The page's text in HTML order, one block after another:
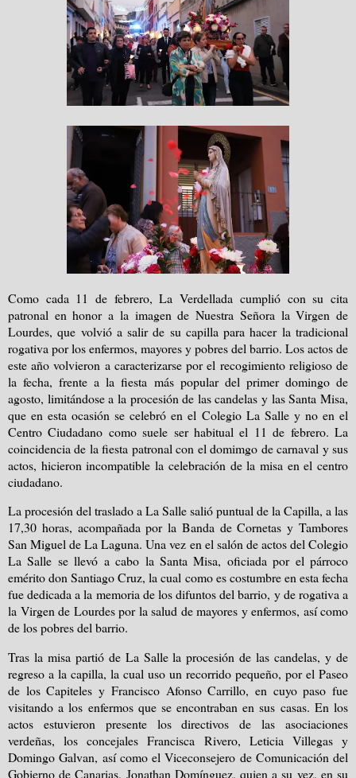
Como cada 11 de febrero, La Verdellada cumplió con su cita
patronal en honor a la imagen de Nuestra Señora la Virgen de
Lourdes, que volvió a salir de su capilla para hacer la tradicional
rogativa por los enfermos, mayores y pobres del barrio. Los actos de
este año volvieron a caracterizarse por el recogimiento religioso de
la fecha, frente a la fiesta más popular del primer domingo de
agosto, limitándose a la procesión de las candelas y las Santa Misa,
que en esta ocasión se celebró en el Colegio La Salle y no en el
Centro Ciudadano como suele ser habitual el 11 de febrero. La
coincidencia de la fiesta patronal con el domimgo de carnaval y sus
actos, hicieron incompatible la celebración de la misa en el centro
ciudadano.
La procesión del traslado a La Salle salió puntual de la Capilla, a las
17,30 horas, acompañada por la Banda de Cornetas y Tambores
San Miguel de La Laguna. Una vez en el salón de actos del Colegio
La Salle se llevó a cabo la Santa Misa, oficiada por el párroco
emérito don Santiago Cruz, la cual como es costumbre en esta fecha
fue dedicada a la memoria de los difuntos del barrio, y de rogativa a
la Virgen de Lourdes por la salud de mayores y enfermos, así como
de los pobres del barrio.
Tras la misa partió de La Salle la procesión de las candelas, y de
regreso a la capilla, la cual uso un recorrido pequeño, por el Paseo
de los Capiteles y Francisco Afonso Carrillo, en cuyo paso fue
visitando a los enfermos que se encontraban en sus casas. En los
actos estuvieron presente los directivos de las asociaciones
verdeñas, los concejales Francisca Rivero, Leticia Villegas y
Domingo Galvan, así como el Viceconsejero de Comunicación del
Gobierno de Canarias, Jonathan Domínguez, quien a su vez, en su